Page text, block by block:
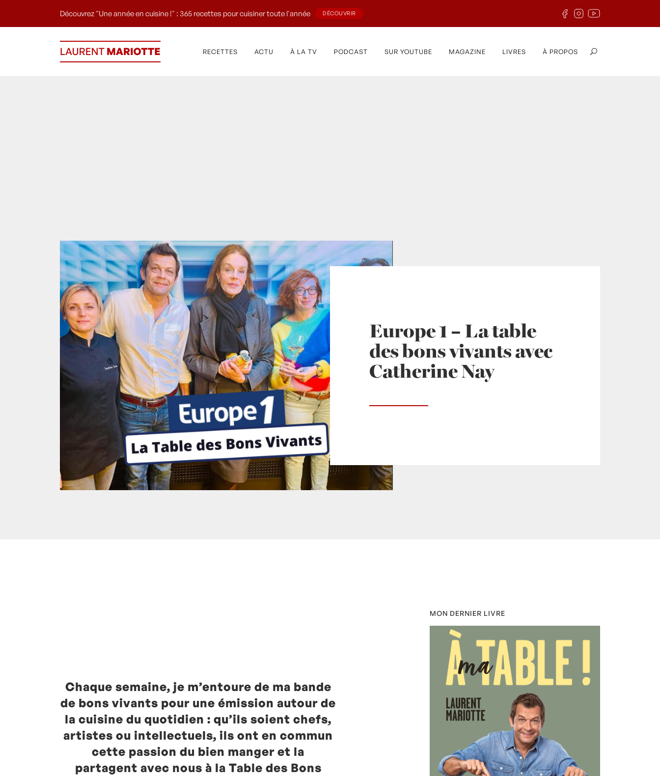
Découvrez "Une année en cuisine !" : 365 recettes pour cuisiner toute l'année DÉCOUVRIR
RECETTES ACTU À LA TV PODCAST SUR YOUTUBE MAGAZINE LIVRES À PROPOS
Europe 1 – La table
des bons vivants avec
Catherine Nay
Chaque semaine, je m’entoure de ma bande
de bons vivants pour une émission autour de
la cuisine du quotidien : qu’ils soient chefs,
artistes ou intellectuels, ils ont en commun
cette passion du bien manger et la
partagent avec nous à la Table des Bons
MON DERNIER LIVRE